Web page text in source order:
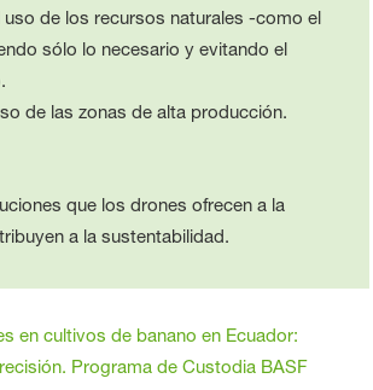
uso de los recursos naturales -como el
sólo lo necesario y evitando el
de las zonas de alta producción.
que los drones ofrecen a la
a la sustentabilidad.
en cultivos de banano en Ecuador:
Programa de Custodia BASF